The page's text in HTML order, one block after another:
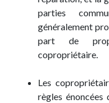
parties
généralement
part de
copropriétaire.
Les
règles